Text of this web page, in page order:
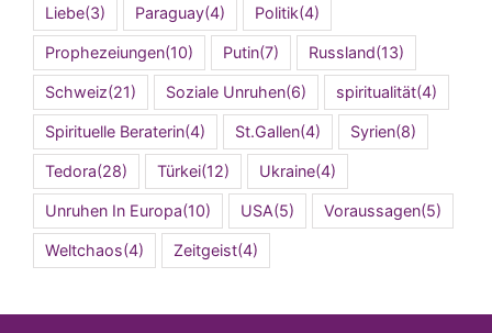
Liebe(3) Paraguay(4) Politik(4)
Prophezeiungen(10) Putin(7) Russland(13)
Schweiz(21) Soziale Unruhen(6) spiritualität(4)
Spirituelle Beraterin(4) St.Gallen(4) Syrien(8)
Tedora(28) Türkei(12) Ukraine(4)
Unruhen In Europa(10) USA(5) Voraussagen(5)
Weltchaos(4) Zeitgeist(4)